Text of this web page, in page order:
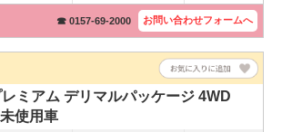
☎ 0157-69-2000 お問い合わせフォームへ
ミアム デリマルパッケージ 4WD
使用車